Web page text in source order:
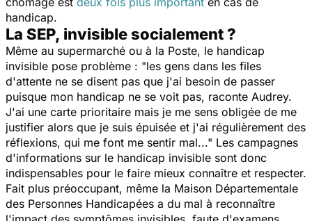
handicap.
La SEP, invisible socialement ?
Même au supermarché ou à la Poste, le handicap
invisible pose problème : "les gens dans les files
d'attente ne se disent pas que j'ai besoin de passer
puisque mon handicap ne se voit pas, raconte Audrey.
J'ai une carte prioritaire mais je me sens obligée de me
justifier alors que je suis épuisée et j'ai régulièrement des
réflexions, qui me font me sentir mal..." Les campagnes
d'informations sur le handicap invisible sont donc
indispensables pour le faire mieux connaître et respecter.
Fait plus préoccupant, même la Maison Départementale
des Personnes Handicapées a du mal à reconnaître